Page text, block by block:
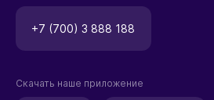
+7 (700) 3 888 188
Скачать наше приложение